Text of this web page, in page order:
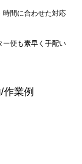
時間に合わせた対応
ー便も素早く手配い
業例